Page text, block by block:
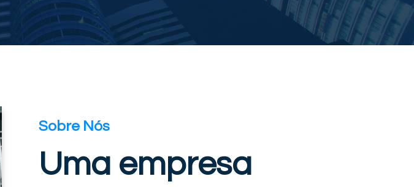
Sobre Nós
Uma empresa